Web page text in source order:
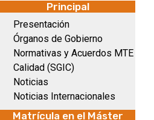
Principal
Presentación
Órganos de Gobierno
Normativas y Acuerdos MTE
Calidad (SGIC)
Noticias
Noticias Internacionales
Matrícula en el Máster